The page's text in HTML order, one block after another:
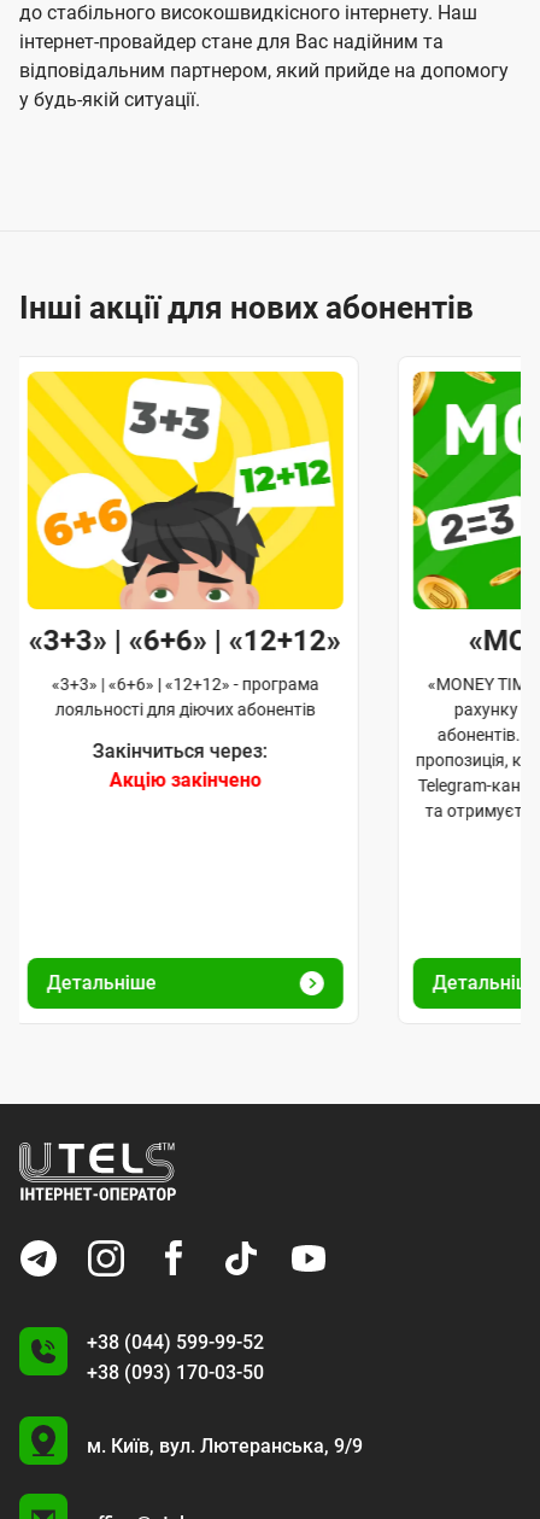
до стабільного високошвидкісного інтернету. Наш
інтернет-провайдер стане для Вас надійним та
відповідальним партнером, який прийде на допомогу
у будь-якій ситуації.
Інші акції для нових абонентів
«3+3» | «6+6» | «12+12»
«3+3» | «6+6» | «12+12» - програма
лояльності для діючих абонентів
Закінчиться через:
Акцію закінчено
Детальніше
«MONEY
рахунку
абонентів.
пропозиція,
Telegram-
та
+38 (044) 599-99-52
+38 (093) 170-03-50
U
м. Київ, вул. Лютеранська, 9/9